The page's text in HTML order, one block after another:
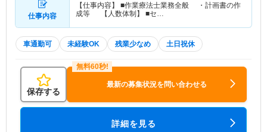
仕事内容
【仕事内容】 ■作業療法士業務全般 ・計画書の作
成等 【人数体制】 ■セ…
車通勤可 未経験OK 残業少なめ 土日祝休
保存する
最新の募集状況を問い合わせる
詳細を見る